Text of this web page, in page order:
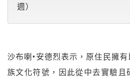
週）
沙布喇•安德烈表示，原住民擁
族文化符號，因此從中去實驗且